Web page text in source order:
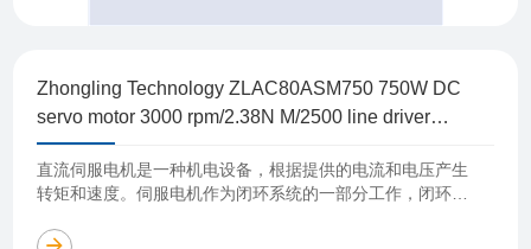
Zhongling Technology ZLAC80ASM750 750W DC
servo motor 3000 rpm/2.38N M/2500 line driver
ZLAC8030
直流伺服电机是一种机电设备，根据提供的电流和电压产生
转矩和速度。伺服电机作为闭环系统的一部分工作，闭环系